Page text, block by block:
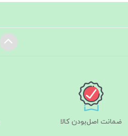
ضمانت اصل‌بودن کالا